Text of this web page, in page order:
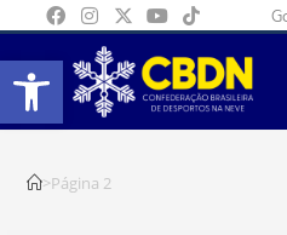
Abrir a barra
>Página 2